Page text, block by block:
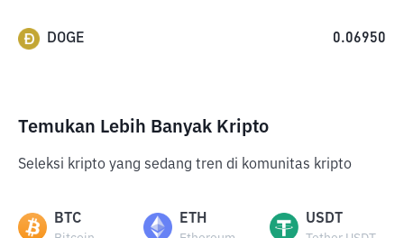
DOGE 0.06950
Temukan Lebih Banyak Kripto
Seleksi kripto yang sedang tren di komunitas kripto
BTC ETH USDT